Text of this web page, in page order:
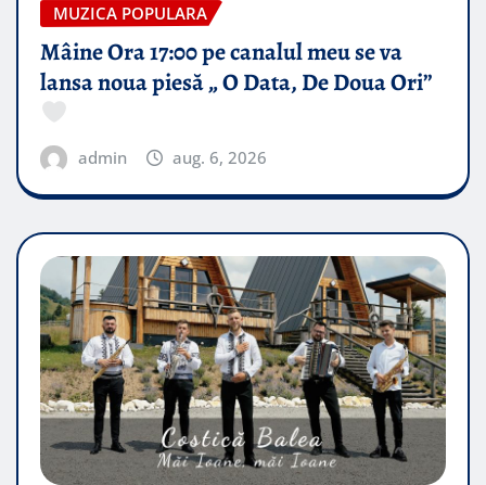
MUZICA POPULARA
Mâine Ora 17:00 pe canalul meu se va
lansa noua piesă „ O Data, De Doua Ori”
admin aug. 6, 2026